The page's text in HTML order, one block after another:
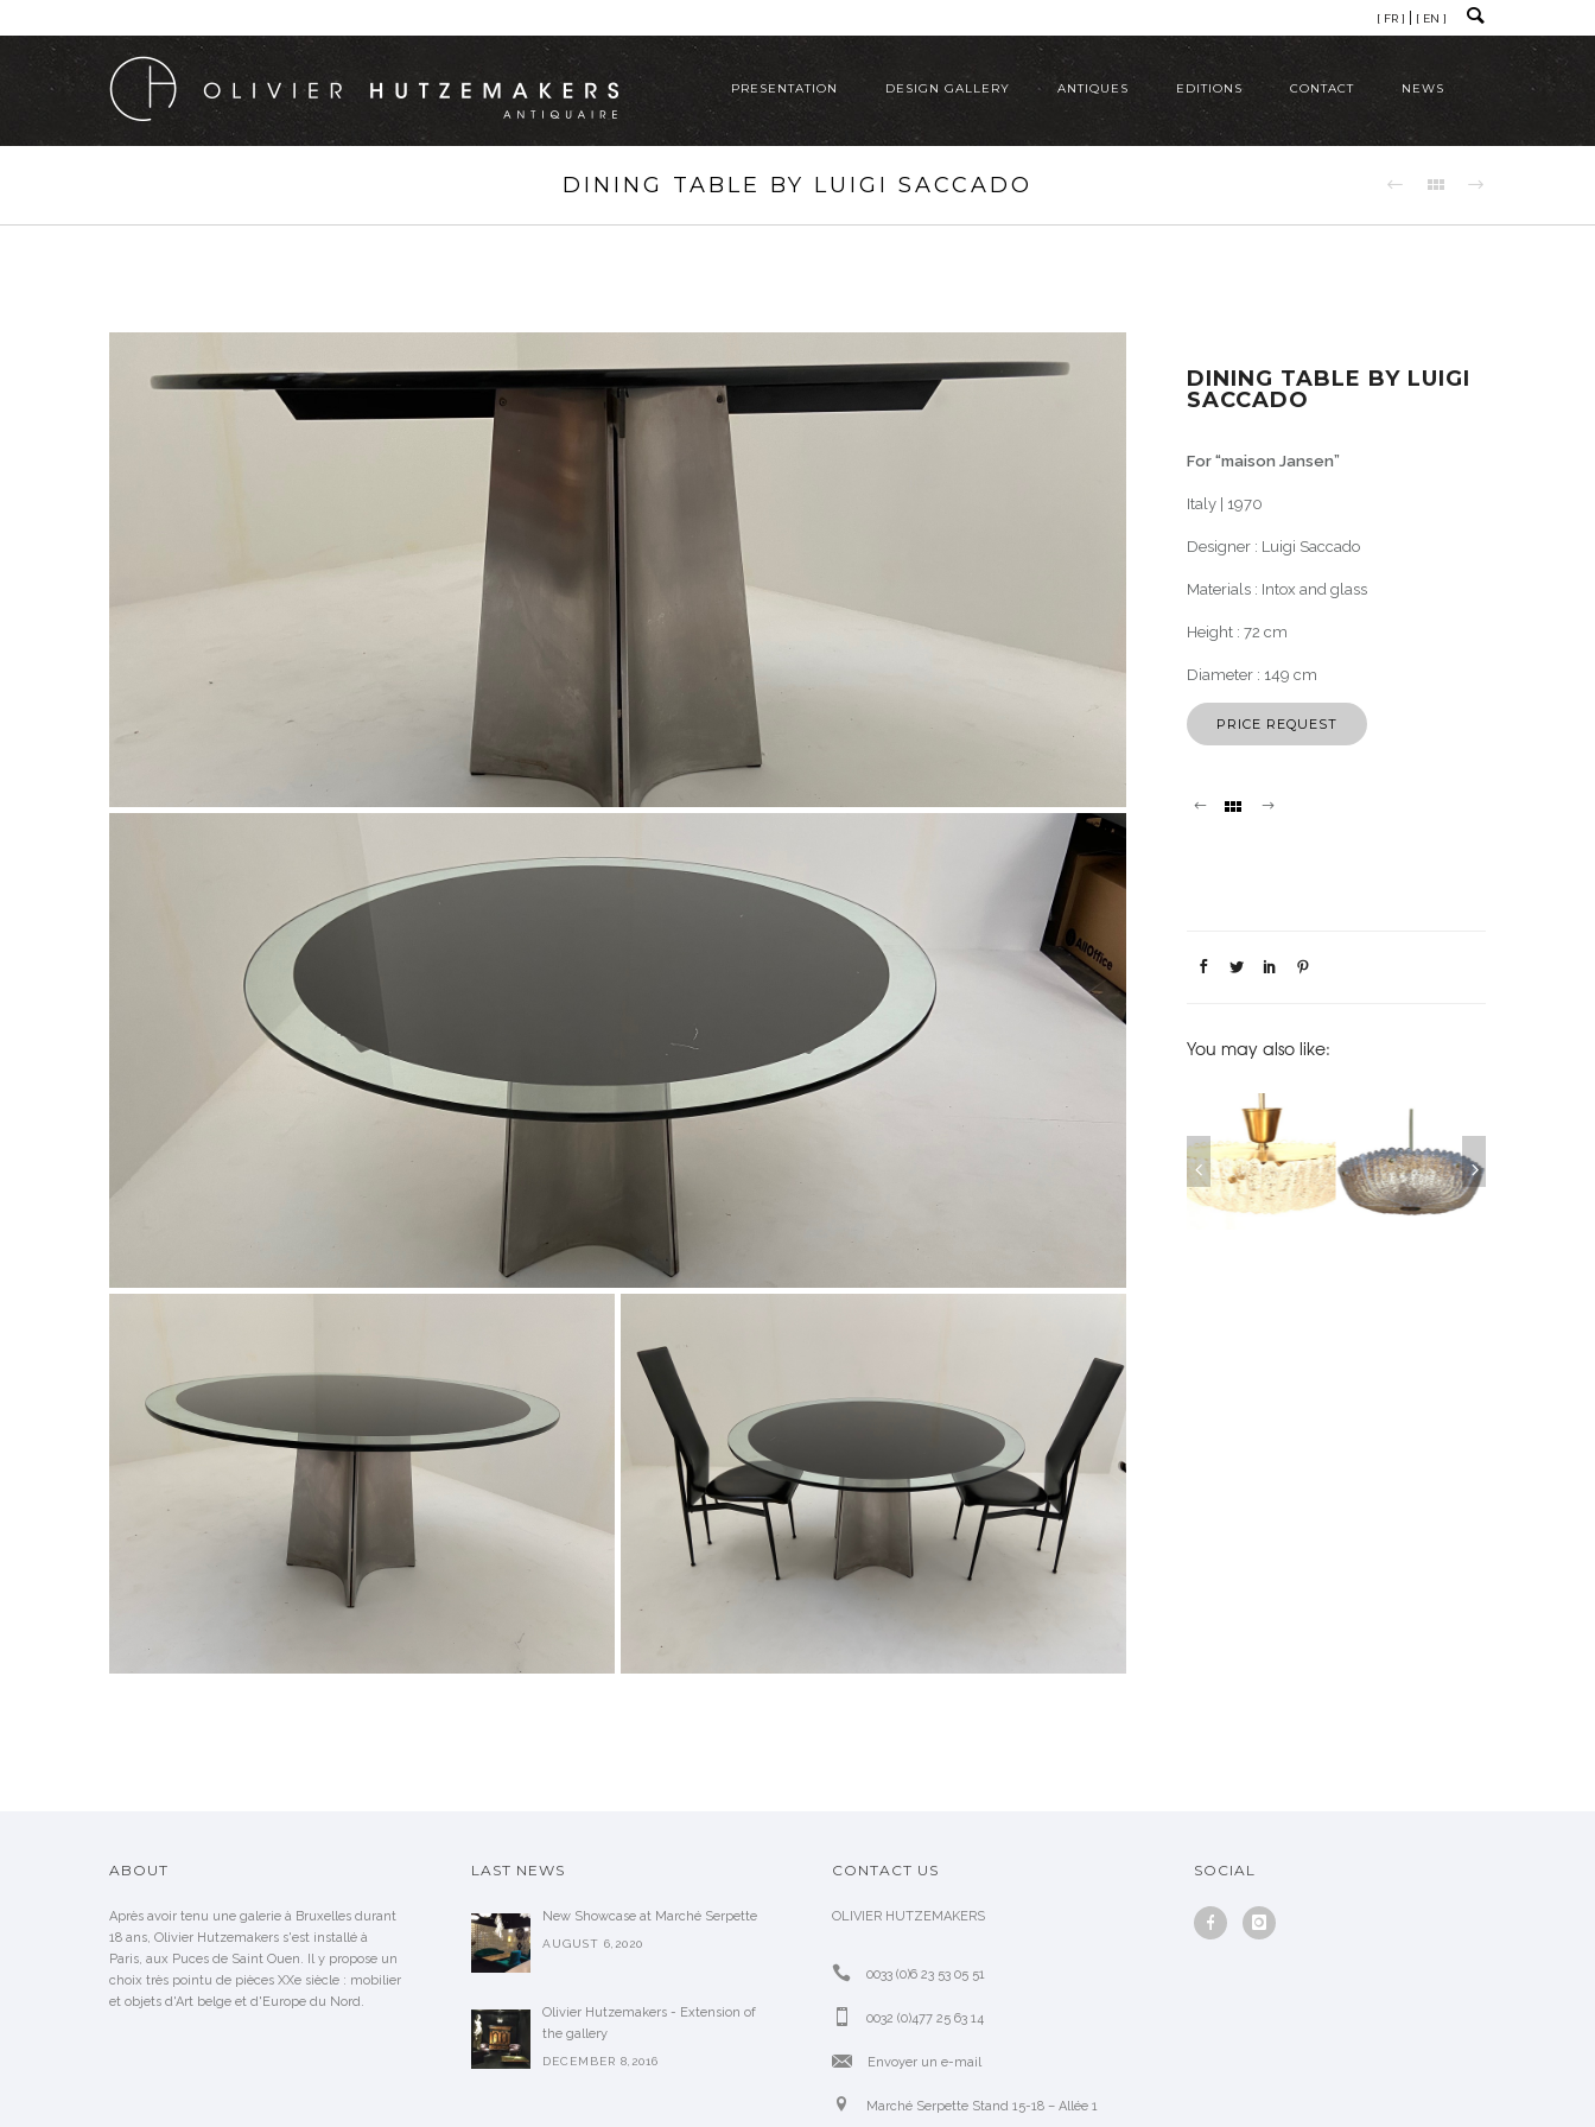
[ FR ] [ EN ]
PRESENTATION DESIGN GALLERY ANTIQUES EDITIONS CONTACT NEWS
DINING TABLE BY LUIGI SACCADO
DINING TABLE BY LUIGI
SACCADO
For “maison Jansen”
Italy | 1970
Designer : Luigi Saccado
Materials : Intox and glass
Height : 72 cm
Diameter : 149 cm
PRICE REQUEST
You may also like:
MIDCENTURY
SWEDISH ORREFORS
MOLDED GLASS
CHANDELIER
PENDANT SWEDEN,
1950
ABOUT
Après avoir tenu une galerie à Bruxelles durant
18 ans, Olivier Hutzemakers s'est installé à
Paris, aux Puces de Saint Ouen. Il y propose un
choix très pointu de pièces XXe siècle : mobilier
et objets d'Art belge et d'Europe du Nord.
LAST NEWS
New Showcase at Marché Serpette
AUGUST 6,2020
Olivier Hutzemakers - Extension of
the gallery
DECEMBER 8,2016
CONTACT US
OLIVIER HUTZEMAKERS
0033 (0)6 23 53 05 51
0032 (0)477 25 63 14
Envoyer un e-mail
Marché Serpette Stand 15-18 – Allée 1
SOCIAL